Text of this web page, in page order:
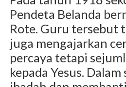
Pendeta Belanda
Rote. Guru tersebut
juga mengajarkan
percaya tetapi
kepada Yesus.